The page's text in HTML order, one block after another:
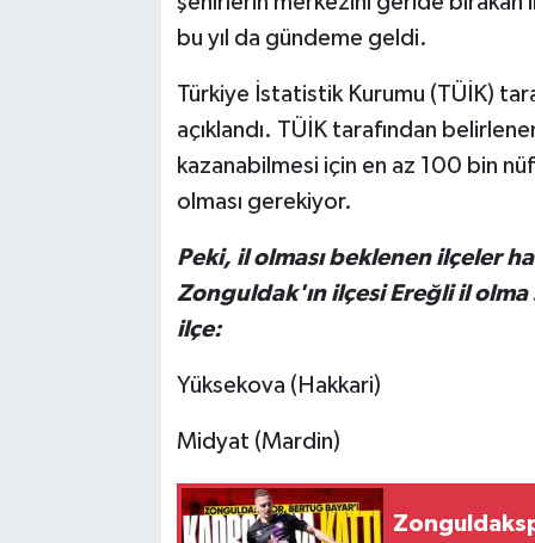
bu yıl da gündeme geldi.
Türkiye İstatistik Kurumu (TÜİK)
açıklandı. TÜİK tarafından
kazanabilmesi için en az 100 bin
olması gerekiyor.
Peki, il olması beklenen ilçeler
Zonguldak'ın ilçesi Ereğli il olma
ilçe:
Yüksekova (Hakkari)
Midyat (Mardin)